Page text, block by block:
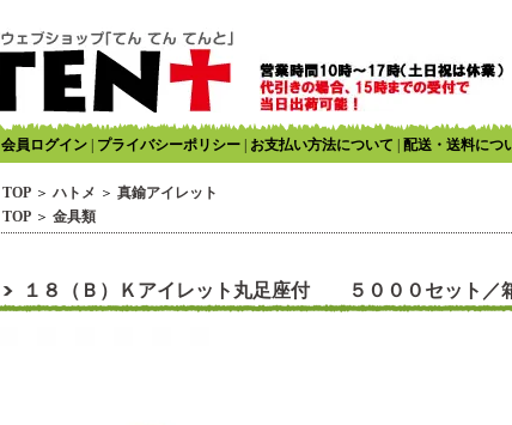
会員ログイン| プライバシーポリシー| お支払い方法について 配送・送料につ
TOP＞ ハトメ ＞ 真鍮アイレット
TOP ＞ 金具類
１８（Ｂ）Ｋアイレット丸足座付 ５０００セット／